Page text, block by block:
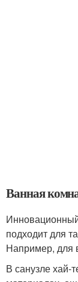
Ванная
подходит для
Например, для
В санузле хай-